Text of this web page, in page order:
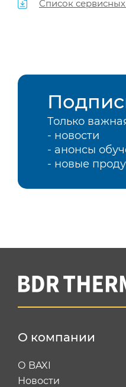
Список
Только
- новости
- анонсы
- новые
О компании
О BAXI
Новости